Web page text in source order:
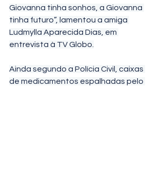
Giovanna tinha sonhos, a Giovanna
tinha futuro”, lamentou a amiga
Ludmylla Aparecida Dias, em
entrevista à TV Globo.
Ainda segundo a Polícia Civil, caixas
de medicamentos espalhadas pelo